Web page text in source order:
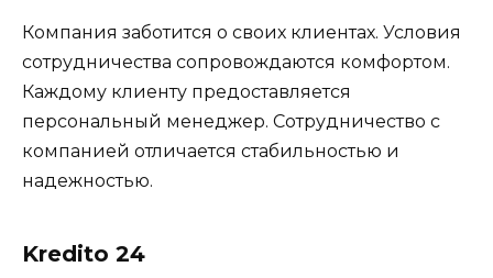
Компания заботится о своих клиентах. Условия
сотрудничества сопровождаются комфортом.
Каждому клиенту предоставляется
персональный менеджер. Сотрудничество с
компанией отличается стабильностью и
надежностью.
Kredito 24